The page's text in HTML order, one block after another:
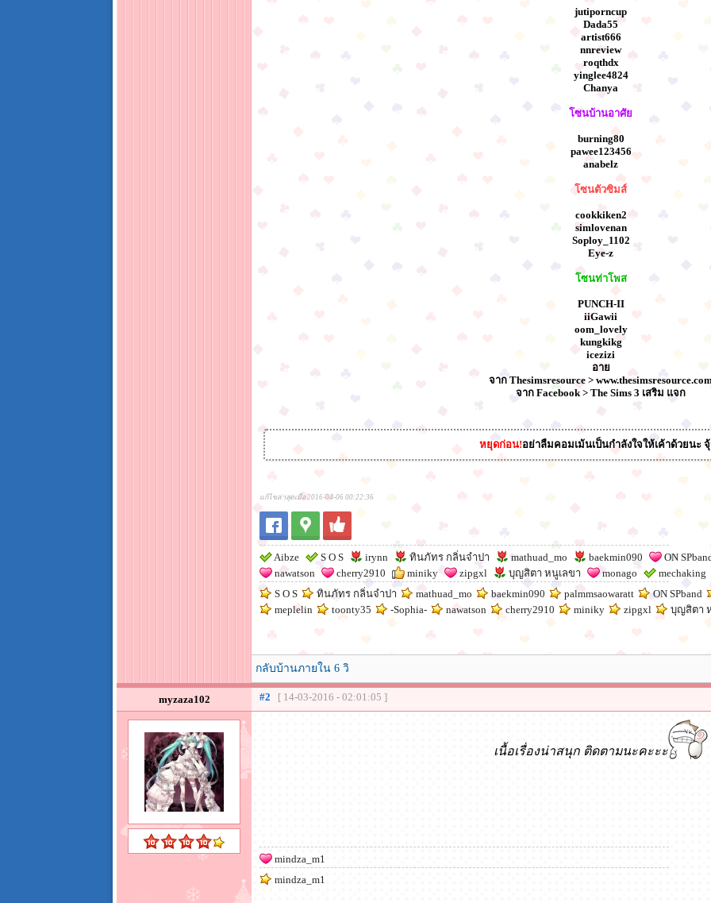
jutiporncup
Dada55
artist666
nnreview
roqthdx
yinglee4824
Chanya
โซนบ้านอาศัย
burning80
pawee123456
anabelz
โซนตัวซิมส์
cookkiken2
simlovenan
Soploy_1102
Eye-z
โซนท่าโพส
PUNCH-II
iiGawii
oom_lovely
kungkikg
icezizi
อาย
จาก Thesimsresource >
จาก Facebook > The Sims 3 เสริม แจก
หยุดก่อน!อย่าลืมคอมเม้นเป็นกำลังใจให้เค้าด้วยนะ
แก้ไขล่าสุดเมื่อ 2016-04-06 00:22:36
Aibze S O S irynn ทินภัทร กลิ่นจำปา mathuad_mo baekmin090
ON
nawatson
cherry2910 miniky zipgxl บุญสิตา หนูเลขา monago
mechaking
S O S
ทินภัทร กลิ่นจำปา mathuad_mo baekmin090 palmmsaowaratt
ON SPband
meplelin
toonty35 -Sophia- nawatson cherry2910 miniky zipgxl บุญสิตา
กลับบ้านภายใน 6 วิ
myzaza102 #2 [ 14-03-2016 - 02:01:05 ]
เนื้อเรื่องน่าสนุก ติดตามนะคะะะ
mindza_m1
mindza_m1